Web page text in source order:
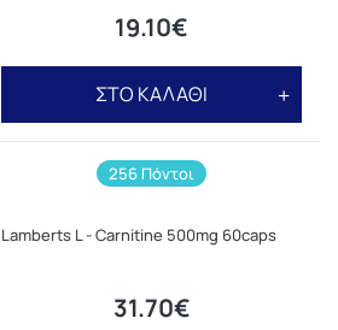
19.10€
ΣΤΟ ΚΑΛΑΘΙ
256 Πόντοι
Lamberts L - Carnitine 500mg 60caps
31.70€